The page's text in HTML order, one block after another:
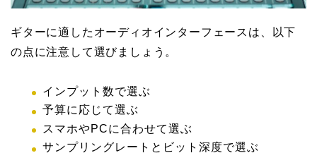
ギターに適したオーディオインターフェースは、以下
の点に注意して選びましょう。
インプット数で選ぶ
予算に応じて選ぶ
スマホやPCに合わせて選ぶ
サンプリングレートとビット深度で選ぶ